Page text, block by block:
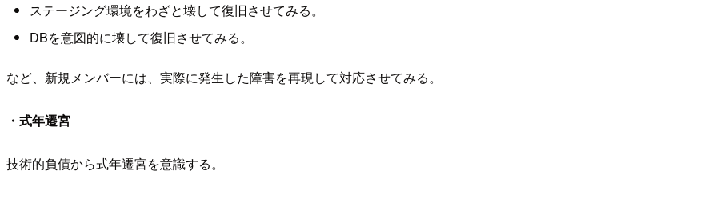
ステージング環境をわざと壊して復旧させてみる。
DBを意図的に壊して復旧させてみる。
など、新規メンバーには、実際に発生した障害を再現して対応させてみる。
・式年遷宮
技術的負債から式年遷宮を意識する。